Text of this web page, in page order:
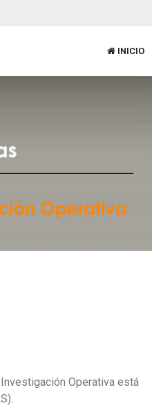
INICIO
Operativa está